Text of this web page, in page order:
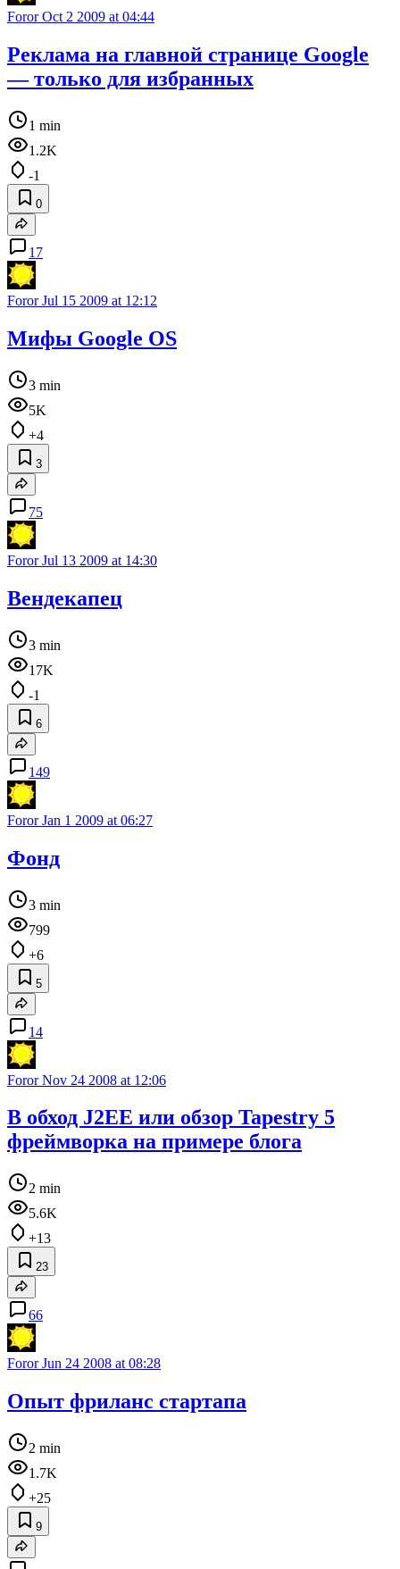
FororOct 2 2009 at 04:44
Реклама на главной странице Google
— только для избранных
1 min
1.2K
-1
0
17
FororJul 15 2009 at 12:12
Мифы Google OS
3 min
5K
+4
3
75
FororJul 13 2009 at 14:30
Вендекапец
3 min
17K
-1
6
149
FororJan 1 2009 at 06:27
Фонд
3 min
799
+6
5
14
FororNov 24 2008 at 12:06
В обход J2EE или обзор Tapestry 5
фреймворка на примере блога
2 min
5.6K
+13
23
66
FororJun 24 2008 at 08:28
Опыт фриланс стартапа
2 min
1.7K
+25
9